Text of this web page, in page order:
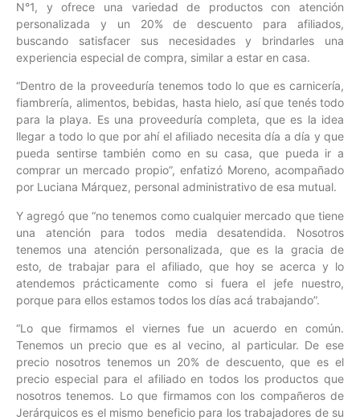
N°1, y ofrece una variedad de productos con atención
personalizada y un 20% de descuento para afiliados,
buscando satisfacer sus necesidades y brindarles una
experiencia especial de compra, similar a estar en casa.
“Dentro de la proveeduría tenemos todo lo que es carnicería,
fiambrería, alimentos, bebidas, hasta hielo, así que tenés todo
para la playa. Es una proveeduría completa, que es la idea
llegar a todo lo que por ahí el afiliado necesita día a día y que
pueda sentirse también como en su casa, que pueda ir a
comprar un mercado propio”, enfatizó Moreno, acompañado
por Luciana Márquez, personal administrativo de esa mutual.
Y agregó que “no tenemos como cualquier mercado que tiene
una atención para todos media desatendida. Nosotros
tenemos una atención personalizada, que es la gracia de
esto, de trabajar para el afiliado, que hoy se acerca y lo
atendemos prácticamente como si fuera el jefe nuestro,
porque para ellos estamos todos los días acá trabajando”.
“Lo que firmamos el viernes fue un acuerdo en común.
Tenemos un precio que es al vecino, al particular. De ese
precio nosotros tenemos un 20% de descuento, que es el
precio especial para el afiliado en todos los productos que
nosotros tenemos. Lo que firmamos con los compañeros de
Jerárquicos es el mismo beneficio para los trabajadores de su